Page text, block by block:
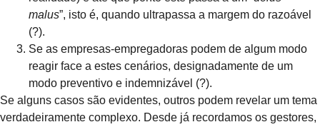
malus”, isto é, quando ultrapassa a margem do razoável
(?).
Se as empresas-empregadoras podem de algum modo
reagir face a estes cenários, designadamente de um
modo preventivo e indemnizável (?).
Se alguns casos são evidentes, outros podem revelar um tema
verdadeiramente complexo. Desde já recordamos os gestores,